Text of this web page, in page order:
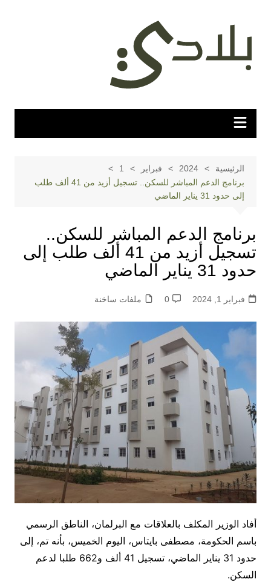
المحتوى
الرئيسية 2024 فبراير
1
برنامج الدعم المباشر للسكن.. تسجيل أزيد من 41 ألف طلب
إلى حدود 31 يناير الماضي
برنامج الدعم المباشر للسكن..
تسجيل أزيد من 41 ألف طلب إلى
حدود 31 يناير الماضي
فبراير 1, 2024 0 ملفات ساخنة
أفاد الوزير المكلف بالعلاقات مع البرلمان، الناطق الرسمي
باسم الحكومة، مصطفى بايتاس، اليوم الخميس، بأنه تم، إلى
حدود 31 يناير الماضي، تسجيل 41 ألف و662 طلبا لدعم
السكن.